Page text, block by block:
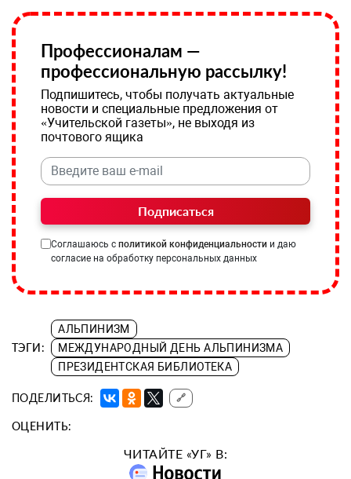
Профессионалам —
профессиональную рассылку!
Подпишитесь, чтобы получать актуальные
новости и специальные предложения от
«Учительской газеты», не выходя из
почтового ящика
Подписаться
Соглашаюсь с политикой конфиденциальности и даю
согласие на обработку персональных данных
ТЭГИ:
АЛЬПИНИЗМ
МЕЖДУНАРОДНЫЙ ДЕНЬ АЛЬПИНИЗМА
ПРЕЗИДЕНТСКАЯ БИБЛИОТЕКА
ПОДЕЛИТЬСЯ: 🔗
ОЦЕНИТЬ:
ЧИТАЙТЕ «УГ» В: